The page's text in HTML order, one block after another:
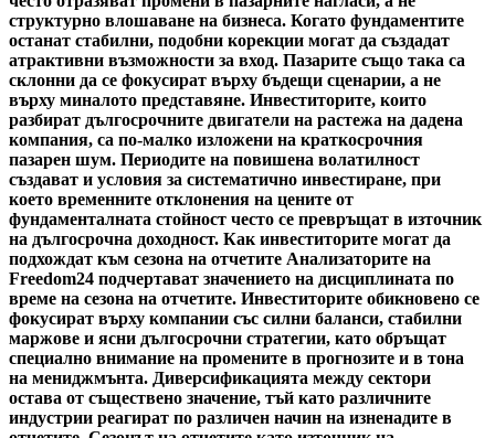
структурно влошаване на бизнеса. Когато фундаментите
останат стабилни, подобни корекции могат да създадат
атрактивни възможности за вход. Пазарите също така са
склонни да се фокусират върху бъдещи сценарии, а не
върху миналото представяне. Инвеститорите, които
разбират дългосрочните двигатели на растежа на дадена
компания, са по-малко изложени на краткосрочния
пазарен шум. Периодите на повишена волатилност
създават и условия за систематично инвестиране, при
което временните отклонения на цените от
фундаменталната стойност често се превръщат в източник
на дългосрочна доходност. Как инвеститорите могат да
подхождат към сезона на отчетите Анализаторите на
Freedom24 подчертават значението на дисциплината по
време на сезона на отчетите. Инвеститорите обикновено се
фокусират върху компании със силни баланси, стабилни
маржове и ясни дългосрочни стратегии, като обръщат
специално внимание на промените в прогнозите и в тона
на мениджмънта. Диверсификацията между сектори
остава от съществено значение, тъй като различните
индустрии реагират по различен начин на изненадите в